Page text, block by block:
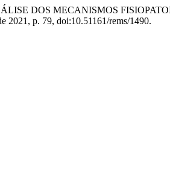
DOS MECANISMOS
2021, p. 79, doi:10.51161/rems/1490.